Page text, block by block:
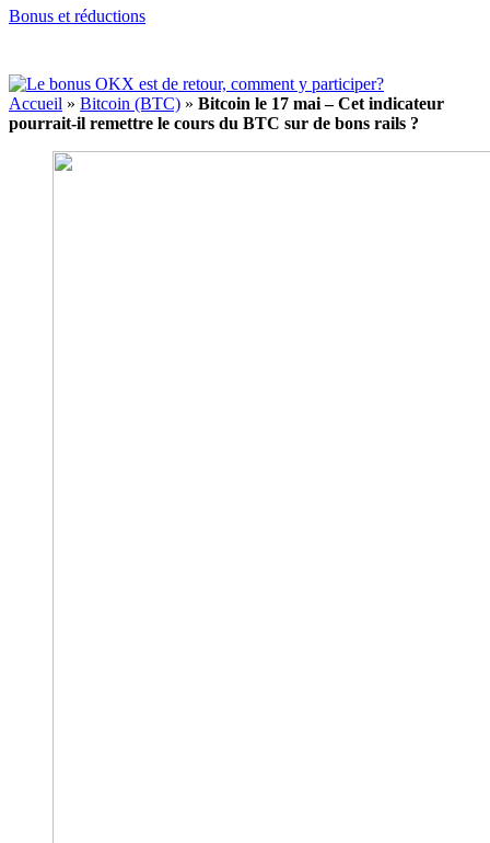
Bonus et réductions
Accueil » Bitcoin (BTC) » Bitcoin le 17 mai – Cet indicateur
pourrait-il remettre le cours du BTC sur de bons rails ?